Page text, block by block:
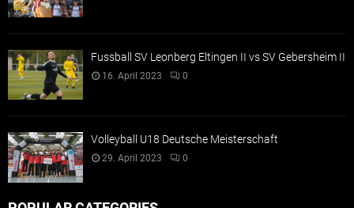
Fussball SV Leonberg Eltingen II vs SV Gebersheim II
16. April 2023 0
Volleyball U18 Deutsche Meisterschaft
29. April 2023 0